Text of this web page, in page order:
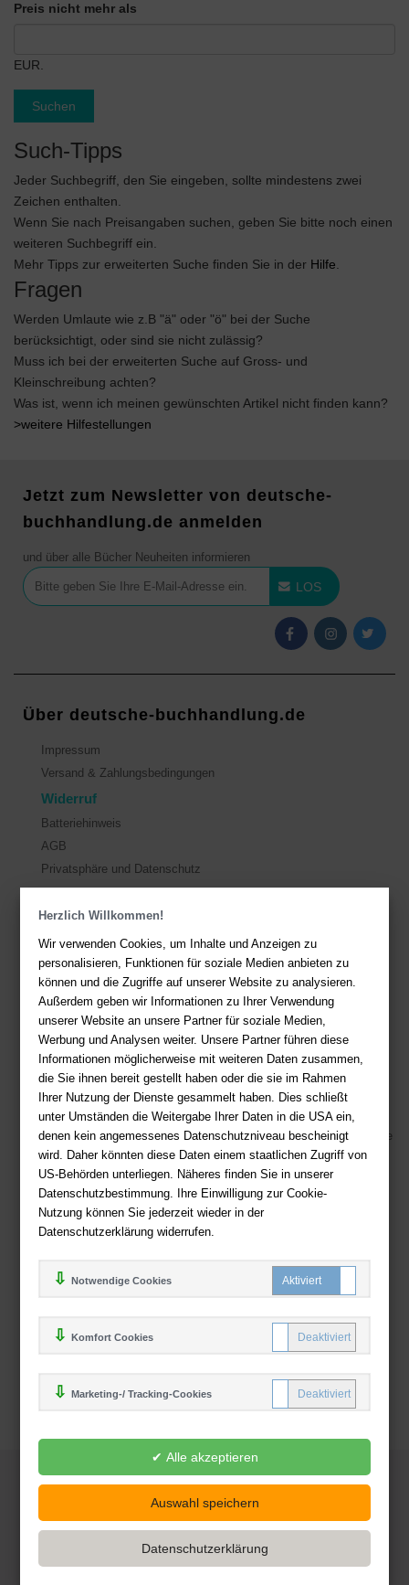
Herzlich Willkommen!
Wir verwenden Cookies, um Inhalte und Anzeigen zu
personalisieren, Funktionen für soziale Medien anbieten zu
können und die Zugriffe auf unserer Website zu analysieren.
Außerdem geben wir Informationen zu Ihrer Verwendung
unserer Website an unsere Partner für soziale Medien,
Werbung und Analysen weiter. Unsere Partner führen diese
Informationen möglicherweise mit weiteren Daten zusammen,
die Sie ihnen bereit gestellt haben oder die sie im Rahmen
Ihrer Nutzung der Dienste gesammelt haben. Dies schließt
unter Umständen die Weitergabe Ihrer Daten in die USA ein,
denen kein angemessenes Datenschutzniveau bescheinigt
wird. Daher könnten diese Daten einem staatlichen Zugriff von
US-Behörden unterliegen. Näheres finden Sie in unserer
Datenschutzbestimmung. Ihre Einwilligung zur Cookie-
Nutzung können Sie jederzeit wieder in der
Datenschutzerklärung widerrufen.
Notwendige Cookies
Komfort Cookies
Marketing-/ Tracking-Cookies
Preis nicht mehr als
EUR.
Suchen
Such-Tipps
Jeder Suchbegriff, den Sie eingeben, sollte mindestens zwei
Zeichen enthalten.
Wenn Sie nach Preisangaben suchen, geben Sie bitte noch einen
weiteren Suchbegriff ein.
Mehr Tipps zur erweiterten Suche finden Sie in der Hilfe
Fragen
Werden Umlaute wie z.B "ä" oder "ö" bei der Suche
berücksichtigt, oder sind sie nicht zulässig?
Muss ich bei der erweiterten Suche auf Gross- und
Kleinschreibung achten?
Was ist, wenn ich meinen gewünschten Artikel nicht finden kann?
>weitere Hilfestellungen
Jetzt zum Newsletter von deutsche-
buchhandlung.de anmelden
und über alle Bücher Neuheiten informieren
LOS
Über deutsche-buchhandlung.de
Impressum
Versand & Zahlungsbedingungen
Widerruf
Batteriehinweis
AGB
Privatsphäre und Datenschutz
Kontakt
Hier finden Sie Antworten auf häufig gestellte
Fragen.
Fragen per E-Mail:service@deutsche-buchhandlung.de
Telefon: +49 (0)511 - 982 684 41
Ihre Vorteile bei uns
Kostenloser Versand ab 36,- EUR Bestellwert
Sicherer Online Shop und Zahlung mit SSL-Verschlüsselung
Viele Zahlungsmethoden wie PayPal, Amazon Payment, Vorkasse
Zahlweisen
Deutsche-Buchhandlung.de
www.deutsche-buchhandlung.de ist ein Angebot der
Handelsgesellschaft mbH
Powered by Inooga